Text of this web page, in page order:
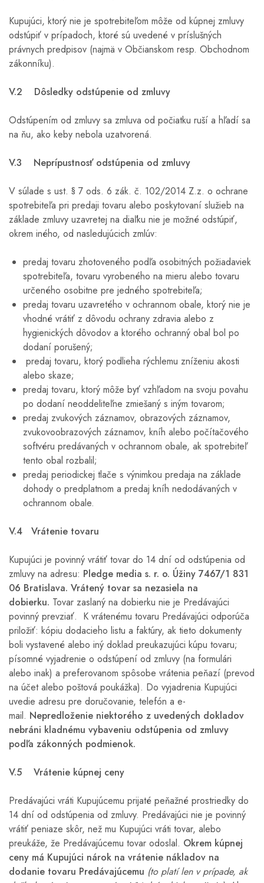
Kupujúci, ktorý nie je spotrebiteľom môže od kúpnej zmluvy
odstúpiť v prípadoch, ktoré sú uvedené v príslušných
právnych predpisov (najmä v Občianskom resp. Obchodnom
zákonníku).
V.2 Dôsledky odstúpenie od zmluvy
Odstúpením od zmluvy sa zmluva od počiatku ruší a hľadí sa
na ňu, ako keby nebola uzatvorená.
V.3 Neprípustnosť odstúpenia od zmluvy
V súlade s ust. § 7 ods. 6 zák. č. 102/2014 Z.z. o ochrane
spotrebiteľa pri predaji tovaru alebo poskytovaní služieb na
základe zmluvy uzavretej na diaľku nie je možné odstúpiť,
okrem iného, od nasledujúcich zmlúv:
predaj tovaru zhotoveného podľa osobitných požiadaviek
spotrebiteľa, tovaru vyrobeného na mieru alebo tovaru
určeného osobitne pre jedného spotrebiteľa;
predaj tovaru uzavretého v ochrannom obale, ktorý nie je
vhodné vrátiť z dôvodu ochrany zdravia alebo z
hygienických dôvodov a ktorého ochranný obal bol po
dodaní porušený;
predaj tovaru, ktorý podlieha rýchlemu zníženiu akosti
alebo skaze;
predaj tovaru, ktorý môže byť vzhľadom na svoju povahu
po dodaní neoddeliteľne zmiešaný s iným tovarom;
predaj zvukových záznamov, obrazových záznamov,
zvukovoobrazových záznamov, kníh alebo počítačového
softvéru predávaných v ochrannom obale, ak spotrebiteľ
tento obal rozbalil;
predaj periodickej tlače s výnimkou predaja na základe
dohody o predplatnom a predaj kníh nedodávaných v
ochrannom obale.
V.4 Vrátenie tovaru
Kupujúci je povinný vrátiť tovar do 14 dní od odstúpenia od
zmluvy na adresu: Pledge media s. r. o. Úžiny 7467/1 831
06 Bratislava. Vrátený tovar sa nezasiela na
dobierku. Tovar zaslaný na dobierku nie je Predávajúci
povinný prevziať. K vrátenému tovaru Predávajúci odporúča
priložiť: kópiu dodacieho listu a faktúry, ak tieto dokumenty
boli vystavené alebo iný doklad preukazujúci kúpu tovaru;
písomné vyjadrenie o odstúpení od zmluvy (na formulári
alebo inak) a preferovanom spôsobe vrátenia peňazí (prevod
na účet alebo poštová poukážka). Do vyjadrenia Kupujúci
uvedie adresu pre doručovanie, telefón a e-
mail. Nepredloženie niektorého z uvedených dokladov
nebráni kladnému vybaveniu odstúpenia od zmluvy
podľa zákonných podmienok.
V.5 Vrátenie kúpnej ceny
Predávajúci vráti Kupujúcemu prijaté peňažné prostriedky do
14 dní od odstúpenia od zmluvy. Predávajúci nie je povinný
vrátiť peniaze skôr, než mu Kupujúci vráti tovar, alebo
preukáže, že Predávajúcemu tovar odoslal. Okrem kúpnej
ceny má Kupujúci nárok na vrátenie nákladov na
dodanie tovaru Predávajúcemu (to platí len v prípade, ak